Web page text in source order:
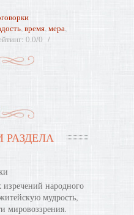
,время,мера,
: 0.0/0
РАЗДЕЛА
народного
мудрость,
мировоззрения.